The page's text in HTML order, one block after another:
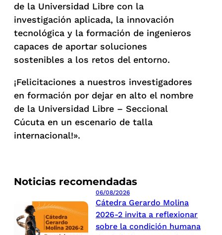
Noticias recomendadas
06/08/2026
Cátedra Gerardo Molina
2026-2 invita a reflexionar
sobre la condición humana
de la Universidad Libre con la
investigación aplicada, la innovación
tecnológica y la formación de ingenieros
capaces de aportar soluciones
sostenibles a los retos del entorno.
¡Felicitaciones a nuestros investigadores
en formación por dejar en alto el nombre
de la Universidad Libre – Seccional
Cúcuta en un escenario de talla
internacional!».